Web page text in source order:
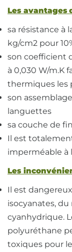
Les avantages
sa résistance à
kg/cm2 pour
son coefficient
à 0,030 W/m.K
thermiques les
son
languettes
sa couche de
Il est
imperméable à
Les
Il est
isocyanates,
cyanhydrique.
polyuréthane
toxiques pour